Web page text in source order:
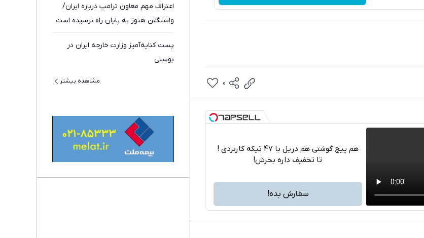
تلگرام
فیسبوک
0
هم پیچ گوشتی هم دریل با 47 تیکه کاربردی !
تا تخفیف داره بخرش!
سفارش بده!
اعتراف مهم معاون ترامپ درباره ایران/
واشنگتن هنوز به پایان راه نرسیده است
پست کنایه‌آمیز وزارت خارجه ایران در
بوسنی
مشاهده بیشتر